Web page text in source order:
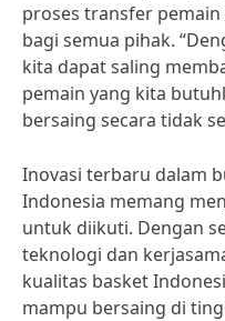
proses transfer
bagi semua pihak.
kita dapat saling
pemain yang kita
bersaing secara tidak
Inovasi terbaru dalam
Indonesia memang
untuk diikuti. Dengan
teknologi dan
kualitas basket
mampu bersaing di